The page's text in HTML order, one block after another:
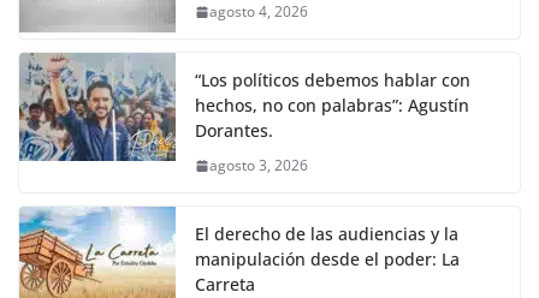
agosto 4, 2026
“Los políticos debemos hablar con
hechos, no con palabras”: Agustín
Dorantes.
agosto 3, 2026
El derecho de las audiencias y la
manipulación desde el poder: La
Carreta